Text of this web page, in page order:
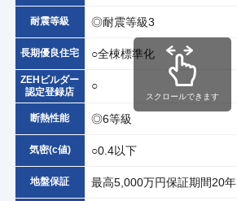
耐震等級 ◎耐震等級3
長期優良住宅 ○全棟標準化
ZEHビルダー
認定登録店
○
断熱性能 ◎6等級
気密(c値) ○0.4以下
地盤保証 最高5,000万円保証期間20年
スクロールできます